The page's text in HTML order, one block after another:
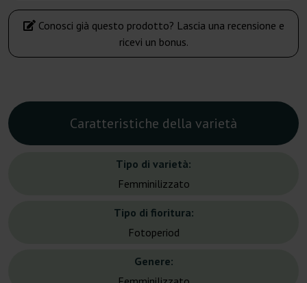
Conosci già questo prodotto? Lascia una recensione e
ricevi un bonus.
Caratteristiche della varietà
Tipo di varietà:
Femminilizzato
Tipo di fioritura:
Fotoperiod
Genere: